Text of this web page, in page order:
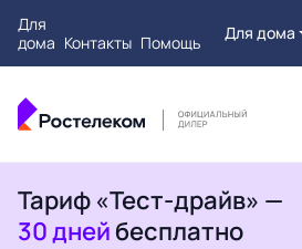
Для
дома Контакты Помощь Для дома
Тариф «Тест-драйв» —
30 дней бесплатно